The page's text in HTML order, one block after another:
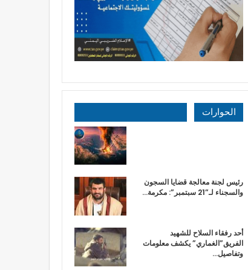
الحوارات
رئيس لجنة معالجة قضايا السجون
والسجناء لـ”21 سبتمبر”: مكرمة…
أحد رفقاء السلاح للشهيد
الفريق”الغماري” يكشف معلومات
وتفاصيل…